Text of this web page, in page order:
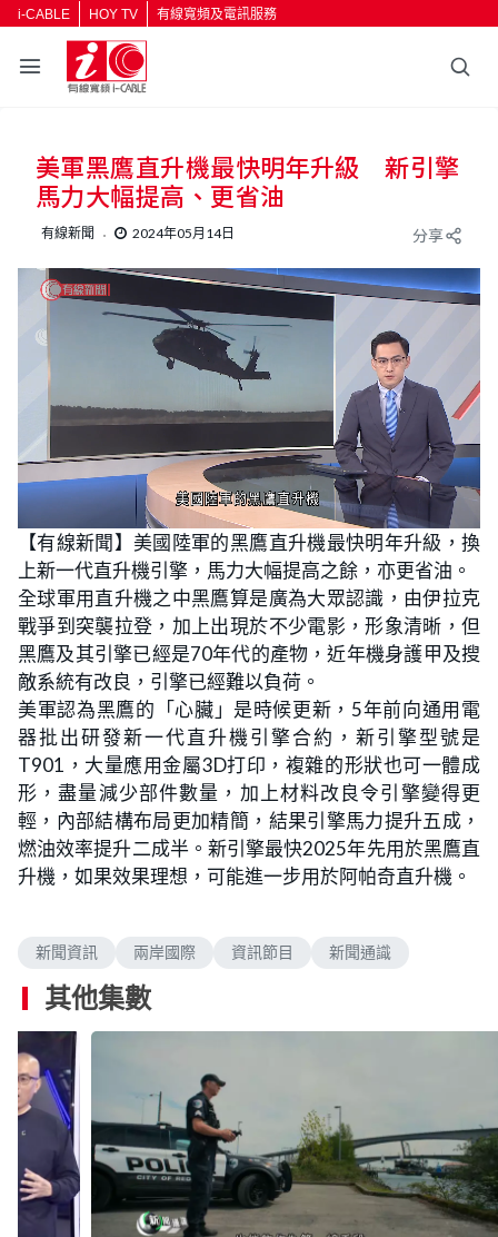
i-CABLE HOY TV 有線寬頻及電訊服務
美軍黑鷹直升機最快明年升級 新引擎
馬力大幅提高、更省油
有線新聞 2024年05月14日 分享
n
m
t
e
L
o
a
d
e
d
:
8
.
1
8
%
【有線新聞】美國陸軍的黑鷹直升機最快明年升級，換
上新一代直升機引擎，馬力大幅提高之餘，亦更省油。
全球軍用直升機之中黑鷹算是廣為大眾認識，由伊拉克
戰爭到突襲拉登，加上出現於不少電影，形象清晰，但
黑鷹及其引擎已經是70年代的產物，近年機身護甲及搜
敵系統有改良，引擎已經難以負荷。
美軍認為黑鷹的「心臟」是時候更新，5年前向通用電
器批出研發新一代直升機引擎合約，新引擎型號是
T901，大量應用金屬3D打印，複雜的形狀也可一體成
形，盡量減少部件數量，加上材料改良令引擎變得更
輕，內部結構布局更加精簡，結果引擎馬力提升五成，
燃油效率提升二成半。新引擎最快2025年先用於黑鷹直
升機，如果效果理想，可能進一步用於阿帕奇直升機。
新聞資訊 兩岸國際 資訊節目 新聞通識
其他集數